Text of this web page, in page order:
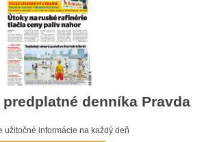
denníka Pravda
užitočné informácie na každý deň